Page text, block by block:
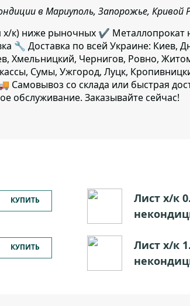
в Мариуполь, Запорожье, Кривой
х/к) ниже рыночных ✔️
🔧 Доставка по всей Украине: Киев,
Хмельницкий, Чернигов, Ровно,
Сумы, Ужгород, Луцк,
Самовывоз со склада или быстрая
обслуживание. Заказывайте сейчас!
КУПИТЬ
Лист х/к
КУПИТЬ
Лист х/к